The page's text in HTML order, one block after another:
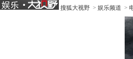
搜狐大视野 > 娱乐频道 >